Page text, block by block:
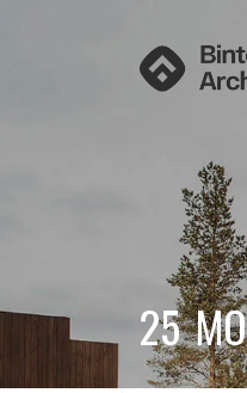
25